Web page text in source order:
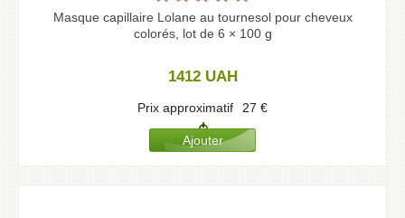
Masque capillaire Lolane au tournesol pour cheveux
colorés, lot de 6 × 100 g
1412 UAH
Prix approximatif 27 €